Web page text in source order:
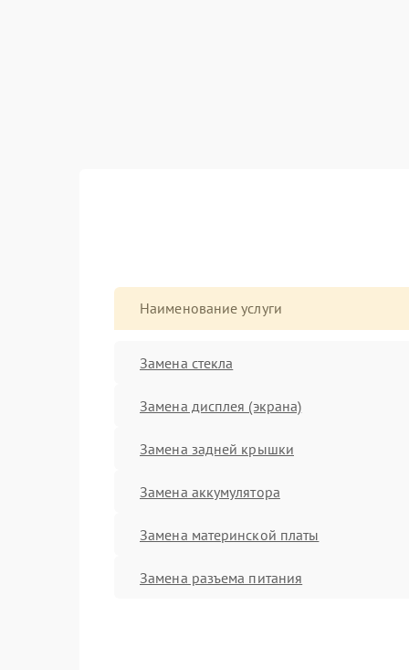
Наименование услуги
Замена стекла
Замена дисплея (экрана)
Замена задней крышки
Замена аккумулятора
Замена материнской платы
Замена разъема питания